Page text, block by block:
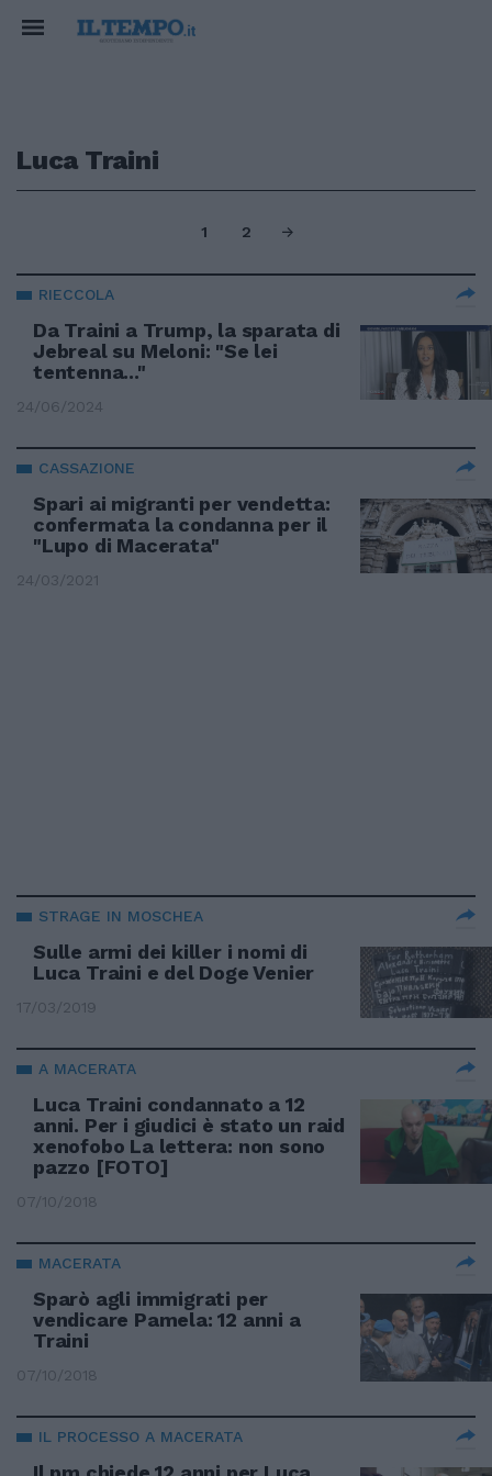
Luca Traini
1 2
RIECCOLA
Da Traini a Trump, la sparata di
Jebreal su Meloni: "Se lei
tentenna..."
24/06/2024
CASSAZIONE
Spari ai migranti per vendetta:
confermata la condanna per il
"Lupo di Macerata"
24/03/2021
STRAGE IN MOSCHEA
Sulle armi dei killer i nomi di
Luca Traini e del Doge Venier
17/03/2019
A MACERATA
Luca Traini condannato a 12
anni. Per i giudici è stato un raid
xenofobo La lettera: non sono
pazzo [FOTO]
07/10/2018
MACERATA
Sparò agli immigrati per
vendicare Pamela: 12 anni a
Traini
07/10/2018
IL PROCESSO A MACERATA